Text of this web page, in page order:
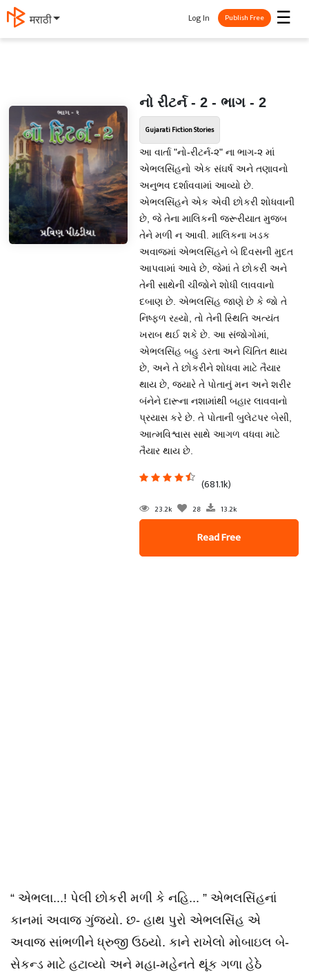
தமிழ் ☰
Log In Publish Free
નો રીટર્ન - 2 - ભાગ - 2
Gujarati Fiction Stories
આ વાર્તા "નો-રીટર્ન-૨" ના ભાગ-૨ માં
એભલસિંહનો એક સંઘર્ષ અને તણાવનો
અનુભવ દર્શાવવામાં આવ્યો છે.
એભલસિંહને એક એવી છોકરી શોધવાની
છે, જે તેના માલિકની જરૂરીયાત મુજબ
તેને મળી ન આવી. માલિકના ખડક
અવાજમાં એભલસિંહને બે દિવસની મુદત
આપવામાં આવે છે, જેમાં તે છોકરી અને
તેની સાથેની ચીજોને શોધી લાવવાનો
દબાણ છે. એભલસિંહ જાણે છે કે જો તે
નિષ્ફળ રહ્યો, તો તેની સ્થિતિ અત્યંત
ખરાબ થઈ શકે છે. આ સંજોગોમાં,
એભલસિંહ બહુ ડરતા અને ચિંતિત થાય
છે, અને તે છોકરીને શોધવા માટે તૈયાર
થાય છે, જ્યારે તે પોતાનું મન અને શરીર
બંનેને દારૂના નશામાંથી બહાર લાવવાનો
પ્રયાસ કરે છે. તે પોતાની બુલેટપર બેસી,
આત્મવિશ્વાસ સાથે આગળ વધવા માટે
તૈયાર થાય છે.
(681.1k)
23.2k 28 13.2k
Read Free
“ એભલા...! પેલી છોકરી મળી કે નહિ... ” એભલસિંહનાં
કાનમાં અવાજ ગુંજ્યો. છ- હાથ પુરો એભલસિંહ એ
અવાજ સાંભળીને ધ્રુજી ઉઠયો. કાને રાખેલો મોબાઇલ બે-
સેકન્ડ માટે હટાવ્યો અને મહા-મહેનતે થૂંક ગળા હેઠે